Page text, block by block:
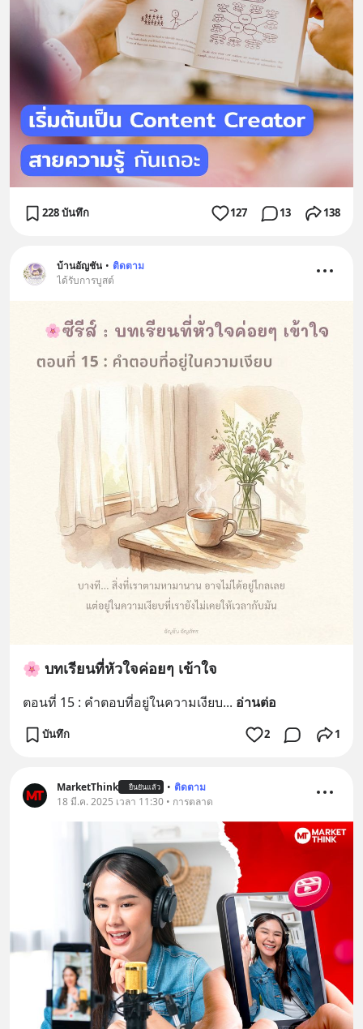
228 บันทึก 127 13 138
บ้านอัญชัน • ติดตาม
ได้รับการบูสต์
🌸 บทเรียนที่หัวใจค่อยๆ เข้าใจ
ตอนที่ 15 : คำตอบที่อยู่ในความเงียบ... อ่านต่อ
บันทึก 2 1
MarketThink ยืนยันแล้ว • ติดตาม
18 มี.ค. 2025 เวลา 11:30 • การตลาด